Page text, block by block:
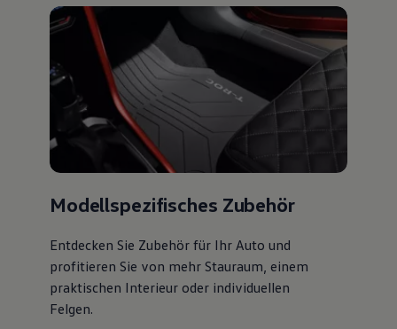
Modellspezifisches Zubehör
Entdecken Sie Zubehör für Ihr Auto und
profitieren Sie von mehr Stauraum, einem
praktischen Interieur oder individuellen
Felgen.